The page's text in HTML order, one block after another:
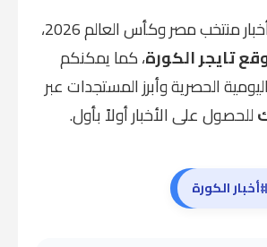
ولمتابعة أحدث أخبار منتخب مصر وكأس العالم 2026،
تايجر الكورة، كما يمكنكم
الحصرية وأبرز المستجدات عبر
للحصول على الأخبار أولاً بأول.
#أخبار الكورة